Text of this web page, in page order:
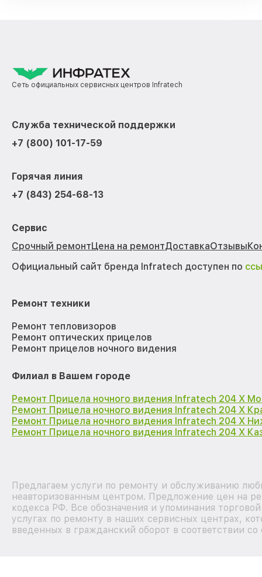
Сеть официальных сервисных центров Infratech
Служба технической поддержки
+7 (800) 101-17-59
Горячая линия
+7 (843) 254-68-13
Сервис
Срочный ремонтЦена на ремонтДоставкаОтзывы
Официальный сайт бренда Infratech доступен по
Ремонт техники
Ремонт тепловизоров
Ремонт оптических прицелов
Ремонт прицелов ночного видения
Филиал в Вашем городе
Ремонт Прицела ночного видения Infratech 204 Х
Ремонт Прицела ночного видения Infratech 204 Х
Ремонт Прицела ночного видения Infratech 204 Х
Ремонт Прицела ночного видения Infratech 204 Х
Предлагаем услуги по ремонту и обслуживанию
неавторизованным центром. Предложение цен на
кодекса РФ. Все обозначения и упоминания
услугах по ремонту в наших сервисных центрах,
введенных в гражданский оборот в соответствии